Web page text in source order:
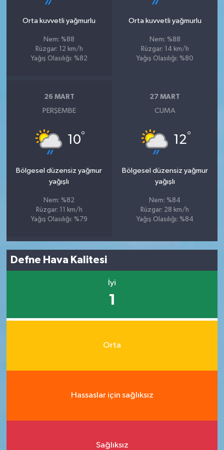
Orta kuvvetli yağmurlu
Nem: %88
Rüzgar: 12 km/h
Yağış Olasılığı: %82
Orta kuvvetli yağmurlu
Nem: %88
Rüzgar: 14 km/h
Yağış Olasılığı: %80
26 MART
PERŞEMBE
10°
Bölgesel düzensiz yağmur
yağışlı
Nem: %82
Rüzgar: 11 km/h
Yağış Olasılığı: %79
27 MART
CUMA
12°
Bölgesel düzensiz yağmur
yağışlı
Nem: %84
Rüzgar: 28 km/h
Yağış Olasılığı: %84
Defne Hava Kalitesi
İyi
1
Orta
Hassaslar için sağlıksız
Sağlıksız